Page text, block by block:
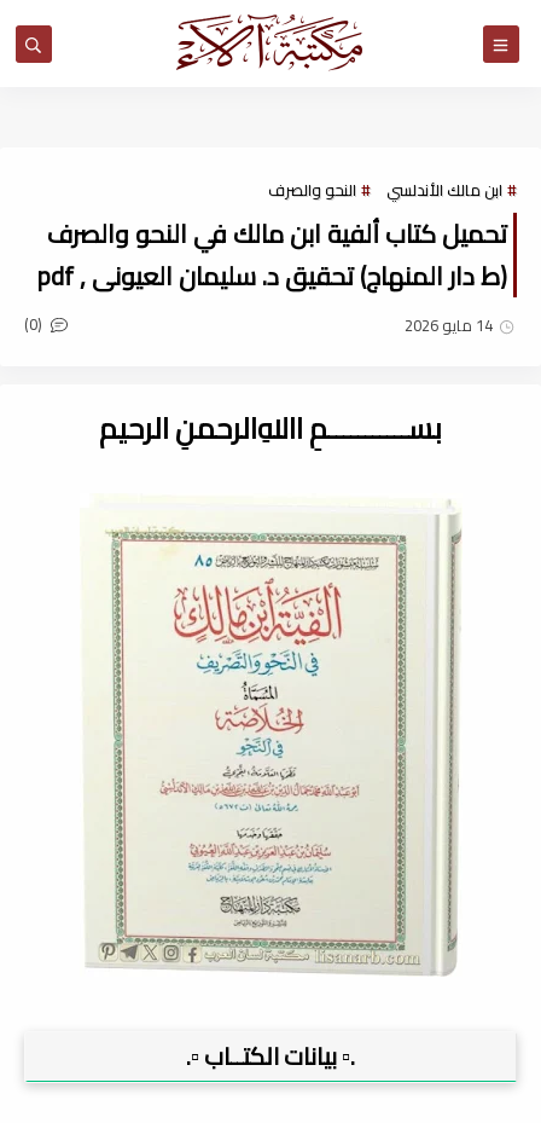
ابن مالك الأندلسي النحو والصرف
تحميل كتاب ألفية ابن مالك في النحو والصرف
(ط دار المنهاج) تحقيق د. سليمان العيونى , pdf
14 مايو 2026 (0)
بســـــــــــمِ اﷲِالرحمنِ الرحيم
.▫️ بيانات الكتــاب ▫️.